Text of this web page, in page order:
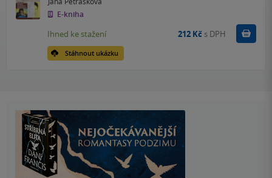
E-kniha
Stáhnout ukázku
Ihned ke stažení 212 Kč s DPH Koupit